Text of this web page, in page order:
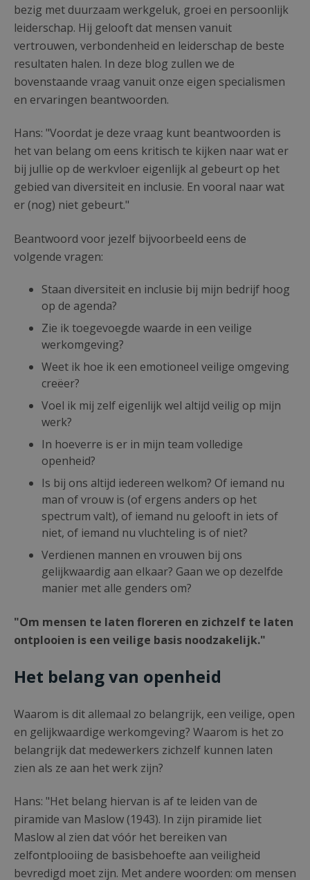
bezig met duurzaam werkgeluk, groei en persoonlijk
leiderschap. Hij gelooft dat mensen vanuit
vertrouwen, verbondenheid en leiderschap de beste
resultaten halen. In deze blog zullen we de
bovenstaande vraag vanuit onze eigen specialismen
en ervaringen beantwoorden.
Hans: "Voordat je deze vraag kunt beantwoorden is
het van belang om eens kritisch te kijken naar wat er
bij jullie op de werkvloer eigenlijk al gebeurt op het
gebied van diversiteit en inclusie. En vooral naar wat
er (nog) niet gebeurt."
Beantwoord voor jezelf bijvoorbeeld eens de
volgende vragen:
Staan diversiteit en inclusie bij mijn bedrijf hoog
op de agenda?
Zie ik toegevoegde waarde in een veilige
werkomgeving?
Weet ik hoe ik een emotioneel veilige omgeving
creëer?
Voel ik mij zelf eigenlijk wel altijd veilig op mijn
werk?
In hoeverre is er in mijn team volledige
openheid?
Is bij ons altijd iedereen welkom? Of iemand nu
man of vrouw is (of ergens anders op het
spectrum valt), of iemand nu gelooft in iets of
niet, of iemand nu vluchteling is of niet?
Verdienen mannen en vrouwen bij ons
gelijkwaardig aan elkaar? Gaan we op dezelfde
manier met alle genders om?
"Om mensen te laten floreren en zichzelf te laten
ontplooien is een veilige basis noodzakelijk."
Het belang van openheid
Waarom is dit allemaal zo belangrijk, een veilige, open
en gelijkwaardige werkomgeving? Waarom is het zo
belangrijk dat medewerkers zichzelf kunnen laten
zien als ze aan het werk zijn?
Hans: "Het belang hiervan is af te leiden van de
piramide van Maslow (1943). In zijn piramide liet
Maslow al zien dat vóór het bereiken van
zelfontplooiing de basisbehoefte aan veiligheid
bevredigd moet zijn. Met andere woorden: om mensen